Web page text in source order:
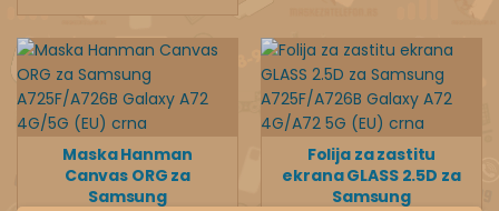
Maska Hanman
Canvas ORG za
Samsung
Folija za zastitu
ekrana GLASS 2.5D za
Samsung